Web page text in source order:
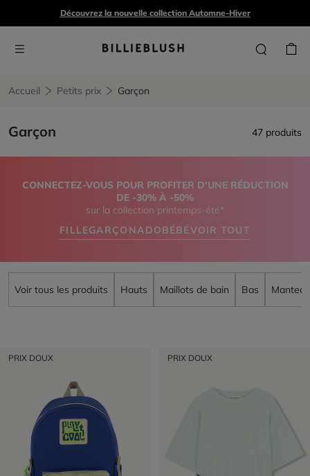
Découvrez la nouvelle collection Automne-Hiver
Accueil Petits prix Garçon
Garçon 47 produits
CONNECTEZ-VOUS POUR PROFITER D'UNE RÉDUCTION
DE -30% À -50%
sur la collection printemps-été*
FILLEGARÇONADOBÉBÉVOIR TOUT
Voir tous les produits Hauts Maillots de bain Bas
PRIX DOUX PRIX DOUX